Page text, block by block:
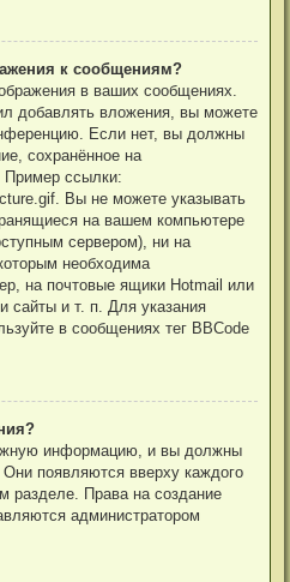
к сообщениям?
в ваших сообщениях.
добавлять вложения, вы можете
Если нет, вы должны
сохранённое на
Пример ссылки:
Вы не можете указывать
на вашем компьютере
сервером), ни на
необходима
на почтовые ящики Hotmail или
сайты и т. п. Для указания
в сообщениях тег BBCode
информацию, и вы должны
появляются вверху каждого
разделе. Права на создание
администратором